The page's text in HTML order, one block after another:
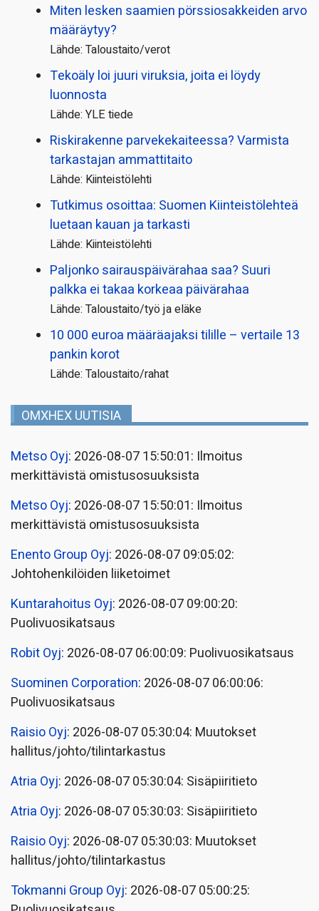
Miten lesken saamien pörssi­osakkeiden arvo
määräytyy?
Lähde: Taloustaito/verot
Tekoäly loi juuri viruksia, joita ei löydy
luonnosta
Lähde: YLE tiede
Riskirakenne parvekekaiteessa? Varmista
tarkastajan ammattitaito
Lähde: Kiinteistölehti
Tutkimus osoittaa: Suomen Kiinteistölehteä
luetaan kauan ja tarkasti
Lähde: Kiinteistölehti
Paljonko sairauspäivä­rahaa saa? Suuri
palkka ei takaa korkeaa päivärahaa
Lähde: Taloustaito/työ ja eläke
10 000 euroa määräajaksi tilille – vertaile 13
pankin korot
Lähde: Taloustaito/rahat
OMXHEX UUTISIA
Metso Oyj: 2026-08-07 15:50:01: Ilmoitus
merkittävistä omistusosuuksista
Metso Oyj: 2026-08-07 15:50:01: Ilmoitus
merkittävistä omistusosuuksista
Enento Group Oyj: 2026-08-07 09:05:02:
Johtohenkilöiden liiketoimet
Kuntarahoitus Oyj: 2026-08-07 09:00:20:
Puolivuosikatsaus
Robit Oyj: 2026-08-07 06:00:09: Puolivuosikatsaus
Suominen Corporation: 2026-08-07 06:00:06:
Puolivuosikatsaus
Raisio Oyj: 2026-08-07 05:30:04: Muutokset
hallitus/johto/tilintarkastus
Atria Oyj: 2026-08-07 05:30:04: Sisäpiiritieto
Atria Oyj: 2026-08-07 05:30:03: Sisäpiiritieto
Raisio Oyj: 2026-08-07 05:30:03: Muutokset
hallitus/johto/tilintarkastus
Tokmanni Group Oyj: 2026-08-07 05:00:25: